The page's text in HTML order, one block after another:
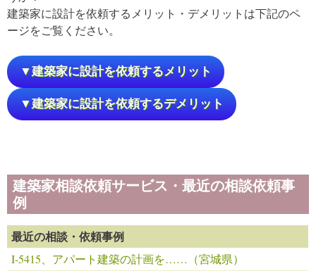
建築家に設計を依頼するメリット・デメリットは下記のペ
ージをご覧ください。
▼建築家に設計を依頼するメリット
▼建築家に設計を依頼するデメリット
建築家相談依頼サービス・最近の相談依頼事
例
最近の相談・依頼事例
I-5415、アパート建築の計画を……（宮城県）